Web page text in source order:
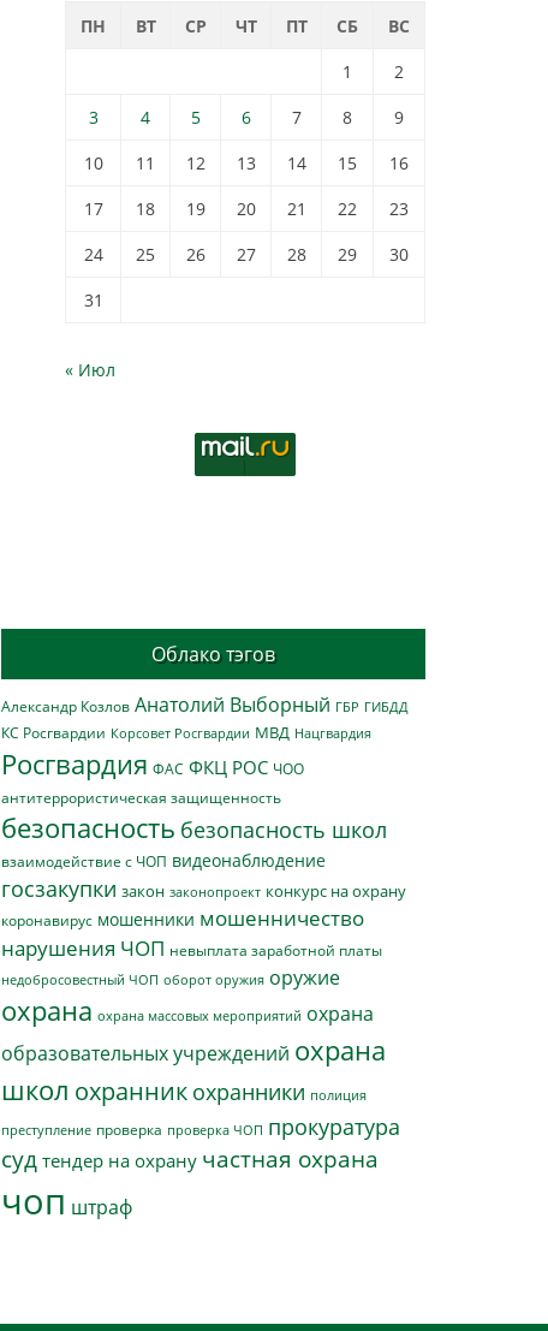
ПН ВТ СР ЧТ ПТ СБ
ВС
1
2
3
4 5 6 7 8
9
10
11 12 13 14 15
16
17
18 19 20 21 22
23
24
25 26 27 28 29
30
31
« Июл
Облако тэгов
Александр Козлов Анатолий Выборный ГБР ГИБДД
КС Росгвардии Корсовет Росгвардии МВД Нацгвардия
Росгвардия ФАС ФКЦ РОС ЧОО
антитеррористическая защищенность
безопасность безопасность школ
взаимодействие с ЧОП видеонаблюдение
госзакупки закон законопроект конкурс на охрану
коронавирус мошенники мошенничество
нарушения ЧОП невыплата заработной платы
недобросовестный ЧОП оборот оружия оружие
охрана охрана массовых мероприятий охрана
образовательных учреждений охрана
школ охранник охранники полиция
преступление проверка проверка ЧОП прокуратура
суд тендер на охрану частная охрана
чоп штраф